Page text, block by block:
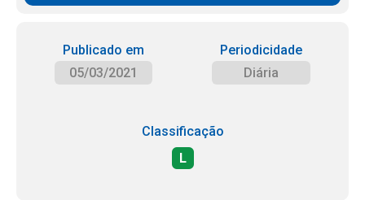
Publicado em
05/03/2021
Periodicidade
Diária
Classificação
L